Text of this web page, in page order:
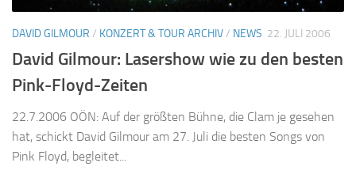
DAVID GILMOUR / KONZERT & TOUR ARCHIV/ NEWS 22. JULI 2006
David Gilmour: Lasershow wie zu den besten
Pink-Floyd-Zeiten
22.7.2006 OÖN: Auf der größten Bühne, die Clam je gesehen
hat, schickt David Gilmour am 27. Juli die besten Songs von
Pink Floyd, begleitet...